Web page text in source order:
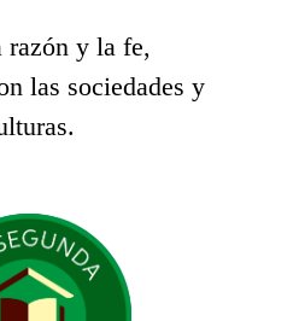
razón y la fe,
las sociedades y